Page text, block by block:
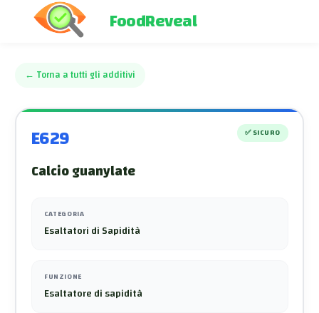
FoodReveal
← Torna a tutti gli additivi
E629 ✅SICURO
Calcio guanylate
CATEGORIA
Esaltatori di Sapidità
FUNZIONE
Esaltatore di sapidità